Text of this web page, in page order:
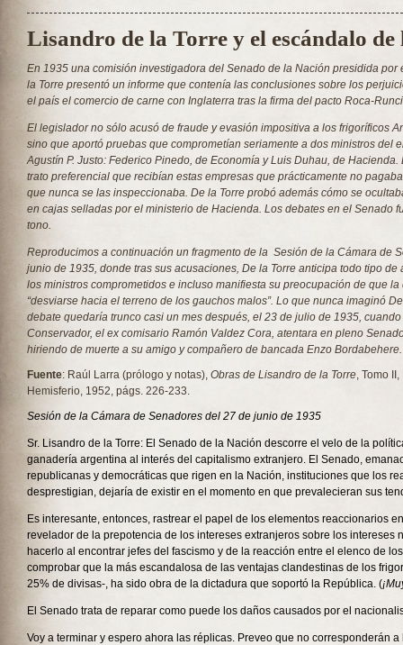
Lisandro de la Torre y el escándalo de
En 1935 una comisión investigadora del Senado de la Nación presidida por
la Torre presentó un informe que contenía las conclusiones sobre los
el país el comercio de carne con Inglaterra tras la firma del pacto Roca-
El legislador no sólo acusó de fraude y evasión impositiva a los frigoríficos
sino que aportó pruebas que comprometían seriamente a dos ministros del
Agustín P. Justo: Federico Pinedo, de Economía y Luis Duhau, de
trato preferencial que recibían estas empresas que prácticamente no
que nunca se las inspeccionaba. De la Torre probó además cómo se
en cajas selladas por el ministerio de Hacienda. Los debates en el Senado
tono.
Reproducimos a continuación un fragmento de la Sesión de la Cámara de
junio de 1935, donde tras sus acusaciones, De la Torre anticipa todo tipo de
los ministros comprometidos e incluso manifiesta su preocupación de que
“desviarse hacia el terreno de los gauchos malos”. Lo que nunca imaginó
debate quedaría trunco casi un mes después, el 23 de julio de 1935,
Conservador, el ex comisario Ramón Valdez Cora, atentara en pleno
hiriendo de muerte a su amigo y compañero de bancada Enzo Bordabehere.
Fuente: Raúl Larra (prólogo y notas), Obras de Lisandro de la Torre, Tomo
Hemisferio, 1952, págs. 226-233.
Sesión de la Cámara de Senadores del 27 de junio de 1935
Sr. Lisandro de la Torre: El Senado de la Nación descorre el velo de la
ganadería argentina al interés del capitalismo extranjero. El Senado,
republicanas y democráticas que rigen en la Nación, instituciones que los
desprestigian, dejaría de existir en el momento en que prevalecieran sus
Es interesante, entonces, rastrear el papel de los elementos reaccionarios
revelador de la prepotencia de los intereses extranjeros sobre los intereses
hacerlo al encontrar jefes del fascismo y de la reacción entre el elenco de
comprobar que la más escandalosa de las ventajas clandestinas de los
25% de divisas-, ha sido obra de la dictadura que soportó la República. (
El Senado trata de reparar como puede los daños causados por el
Voy a terminar y espero ahora las réplicas. Preveo que no corresponderán